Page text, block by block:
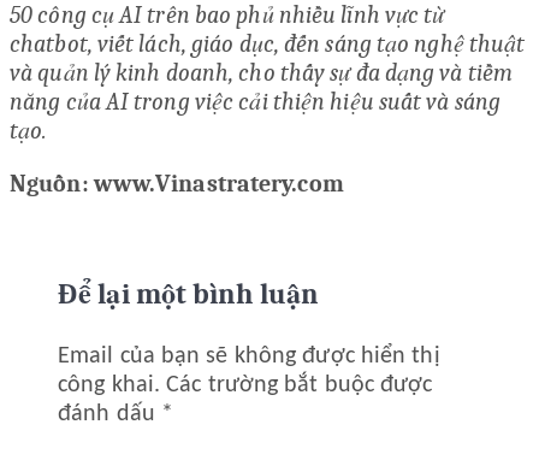
50 công cụ AI trên bao phủ nhiều lĩnh vực từ
chatbot, viết lách, giáo dục, đến sáng tạo nghệ thuật
và quản lý kinh doanh, cho thấy sự đa dạng và tiềm
năng của AI trong việc cải thiện hiệu suất và sáng
tạo.
Nguồn: www.Vinastratery.com
Để lại một bình luận
Email của bạn sẽ không được hiển thị
công khai. Các trường bắt buộc được
đánh dấu *